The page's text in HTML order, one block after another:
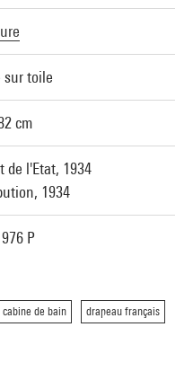
sur toile
cm
de l'Etat, 1934
1934
P
cabine de bain drapeau français